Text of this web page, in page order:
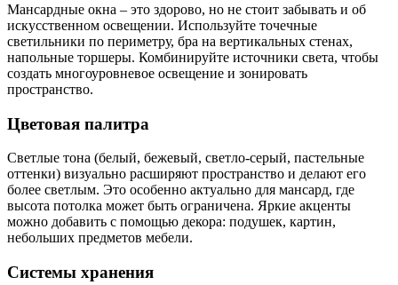
Мансардные окна – это здорово, но не стоит забывать и об
искусственном освещении. Используйте точечные
светильники по периметру, бра на вертикальных стенах,
напольные торшеры. Комбинируйте источники света, чтобы
создать многоуровневое освещение и зонировать
пространство.
Цветовая палитра
Светлые тона (белый, бежевый, светло-серый, пастельные
оттенки) визуально расширяют пространство и делают его
более светлым. Это особенно актуально для мансард, где
высота потолка может быть ограничена. Яркие акценты
можно добавить с помощью декора: подушек, картин,
небольших предметов мебели.
Системы хранения